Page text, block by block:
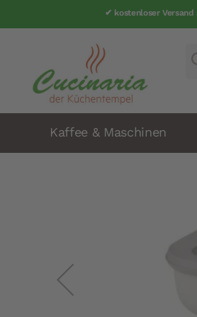
✔ kostenloser
✔ über 25 Jahre
Kaffee & Maschinen